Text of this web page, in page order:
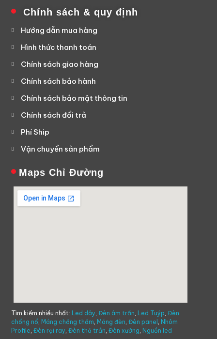
Chính sách & quy định
Hướng dẫn mua hàng
Hình thức thanh toán
Chính sách giao hàng
Chính sách bảo hành
Chính sách bảo mật thông tin
Chính sách đổi trả
Phí Ship
Vận chuyển sản phẩm
Maps Chỉ Đường
Tìm kiếm nhiều nhất: Led dây, Đèn âm trần, Led Tuýp, Đèn
chống nổ, Máng chống thấm, Máng đèn, Đèn panel , Nhôm
Profile, Đèn rọi ray, Đèn thả trần, Đèn xưởng, Nguồn led